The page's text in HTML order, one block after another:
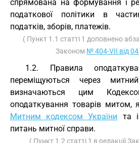
спрямована на формування і
податкової політики в
податків, зборів, платежів.
( Пункт 1.1 статті 1 доповнено
Законом № 404-VII від
1.2. Правила
переміщуються через
визначаються цим
оподаткування товарів митом,
Митним кодексом України та
питань митної справи.
( Пункт 1.2 статті 1 в редакції